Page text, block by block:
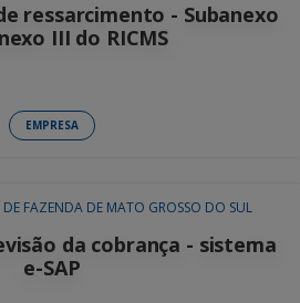
ressarcimento - Subanexo
III do RICMS
EMPRESA
DE FAZENDA DE MATO GROSSO DO SUL
da cobrança - sistema
e-SAP